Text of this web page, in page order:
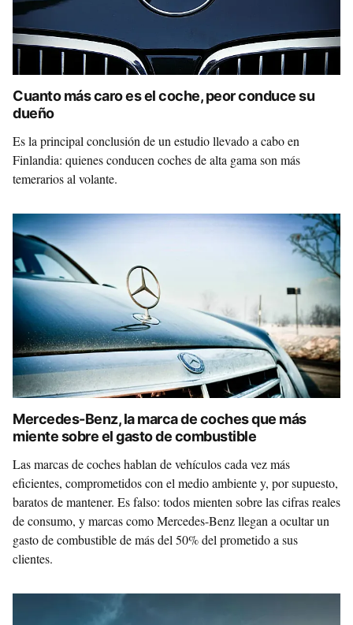
Cuanto más caro es el coche, peor conduce su
dueño
Es la principal conclusión de un estudio llevado a cabo en
Finlandia: quienes conducen coches de alta gama son más
temerarios al volante.
Mercedes-Benz, la marca de coches que más
miente sobre el gasto de combustible
Las marcas de coches hablan de vehículos cada vez más
eficientes, comprometidos con el medio ambiente y, por supuesto,
baratos de mantener. Es falso: todos mienten sobre las cifras reales
de consumo, y marcas como Mercedes-Benz llegan a ocultar un
gasto de combustible de más del 50% del prometido a sus
clientes.